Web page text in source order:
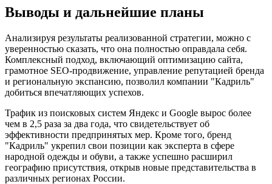
Выводы и дальнейшие планы
Анализируя результаты реализованной стратегии, можно с
уверенностью сказать, что она полностью оправдала себя.
Комплексный подход, включающий оптимизацию сайта,
грамотное SEO-продвижение, управление репутацией бренда
и региональную экспансию, позволил компании "Кадриль"
добиться впечатляющих успехов.
Трафик из поисковых систем Яндекс и Google вырос более
чем в 2,5 раза за два года, что свидетельствует об
эффективности предпринятых мер. Кроме того, бренд
"Кадриль" укрепил свои позиции как эксперта в сфере
народной одежды и обуви, а также успешно расширил
географию присутствия, открыв новые представительства в
различных регионах России.